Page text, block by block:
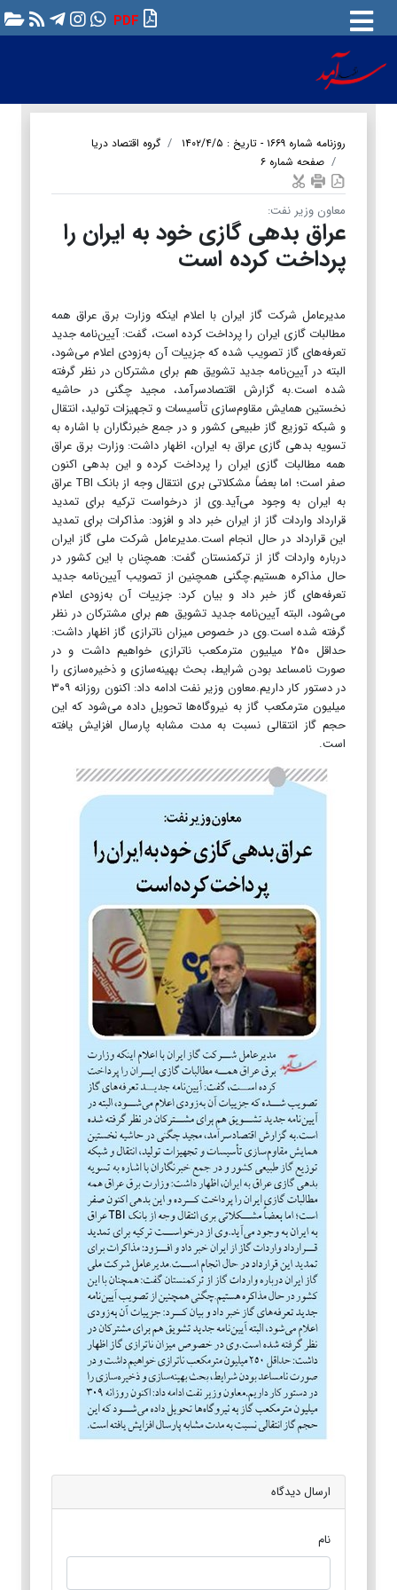
PDF
روزنامه شماره ۱۶۶۹ - تاریخ : ۱۴۰۲/۴/۵
گروه اقتصاد دریا
صفحه شماره ۶
معاون وزیر نفت:
عراق بدهی گازی خود به ایران را
پرداخت کرده است
مدیرعامل شرکت گاز ایران با اعلام اینکه وزارت برق عراق همه
مطالبات گازی ایران را پرداخت کرده است، گفت: آیین‌نامه جدید
تعرفه‌های گاز تصویب شده که جزییات آن به‌زودی اعلام می‌شود،
البته در آیین‌نامه جدید تشویق هم برای مشترکان در نظر گرفته
شده است.به گزارش اقتصادسرآمد، مجید چگنی در حاشیه
نخستین همایش مقاوم‌سازی تأسیسات و تجهیزات تولید، انتقال
و شبکه توزیع گاز طبیعی کشور و در جمع خبرنگاران با اشاره به
تسویه بدهی گازی عراق به ایران، اظهار داشت: وزارت برق عراق
همه مطالبات گازی ایران را پرداخت کرده و این بدهی اکنون
صفر است؛ اما بعضاً مشکلاتی بری انتقال وجه از بانک TBI عراق
به ایران به وجود می‌آید.وی از درخواست ترکیه برای تمدید
قرارداد واردات گاز از ایران خبر داد و افزود: مذاکرات برای تمدید
این قرارداد در حال انجام است.مدیرعامل شرکت ملی گاز ایران
درباره واردات گاز از ترکمنستان گفت: همچنان با این کشور در
حال مذاکره هستیم.چگنی همچنین از تصویب آیین‌نامه جدید
تعرفه‌های گاز خبر داد و بیان کرد: جزییات آن به‌زودی اعلام
می‌شود، البته آیین‌نامه جدید تشویق هم برای مشترکان در نظر
گرفته شده است.وی در خصوص میزان ناترازی گاز اظهار داشت:
حداقل ۲۵۰ میلیون مترمکعب ناترازی خواهیم داشت و در
صورت نامساعد بودن شرایط، بحث بهینه‌سازی و ذخیره‌سازی را
در دستور کار داریم.معاون وزیر نفت ادامه داد: اکنون روزانه ۳۰۹
میلیون مترمکعب گاز به نیروگاه‌ها تحویل داده می‌شود که این
حجم گاز انتقالی نسبت به مدت مشابه پارسال افزایش یافته
است.
ارسال دیدگاه
نام